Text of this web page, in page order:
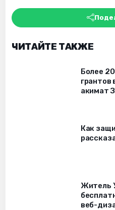
ЧИТАЙТЕ ТАКЖЕ
Более
грантов
акимат
Как
Житель
веб-